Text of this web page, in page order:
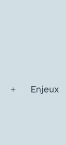
Ouvrir
Enjeux